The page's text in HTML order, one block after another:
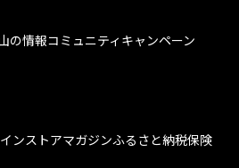
の情報コミュニティ キャンペーン
ンストアマガジンふるさと納税保険